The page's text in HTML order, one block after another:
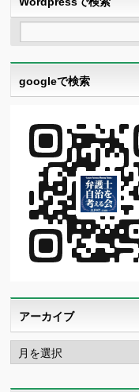
googleで検索
アーカイブ
ア
ー
カ